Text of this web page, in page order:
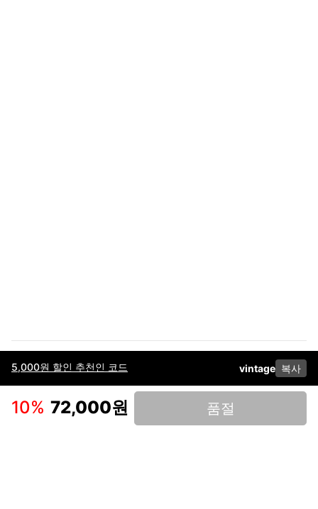
5,000원 할인 추천인 코드 vintage 복사
10% 72,000원 품절
이용약관고객센터판매개인정보 처리방침사업자 정보다운로드
인스타그램